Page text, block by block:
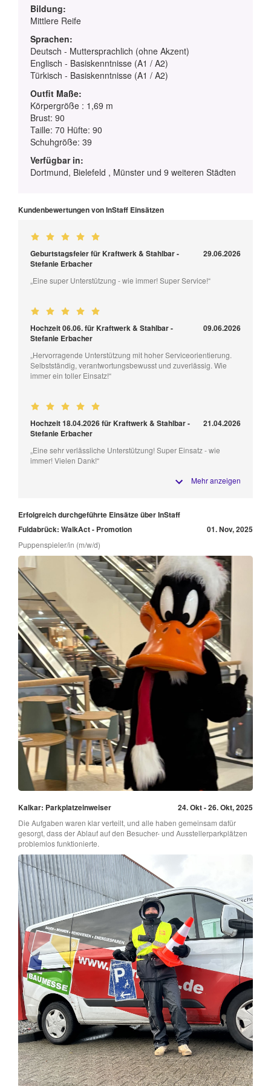
Bildung:
Mittlere Reife
Sprachen:
Deutsch - Muttersprachlich (ohne Akzent)
Englisch - Basiskenntnisse (A1 / A2)
Türkisch - Basiskenntnisse (A1 / A2)
Outfit Maße:
Körpergröße : 1,69 m
Brust: 90
Taille: 70 Hüfte: 90
Schuhgröße: 39
Verfügbar in:
Dortmund, Bielefeld , Münster und 9 weiteren Städten
Kundenbewertungen von InStaff Einsätzen
Geburtstagsfeier für Kraftwerk & Stahlbar -
Stefanie Erbacher
29.06.2026
„Eine super Unterstützung - wie immer! Super Service!“
Hochzeit 06.06. für Kraftwerk & Stahlbar -
Stefanie Erbacher
09.06.2026
„Hervorragende Unterstützung mit hoher Serviceorientierung.
Selbstständig, verantwortungsbewusst und zuverlässig. Wie
immer ein toller Einsatz!“
Hochzeit 18.04.2026 für Kraftwerk & Stahlbar -
Stefanie Erbacher
21.04.2026
„Eine sehr verlässliche Unterstützung! Super Einsatz - wie
immer! Vielen Dank!“
Mehr anzeigen
Erfolgreich durchgeführte Einsätze über InStaff
Fuldabrück: WalkAct - Promotion
01. Nov, 2025
Puppenspieler/in (m/w/d)
Kalkar: Parkplatzeinweiser 24. Okt - 26. Okt, 2025
Die Aufgaben waren klar verteilt, und alle haben gemeinsam dafür
gesorgt, dass der Ablauf auf den Besucher- und Ausstellerparkplätzen
problemlos funktionierte.